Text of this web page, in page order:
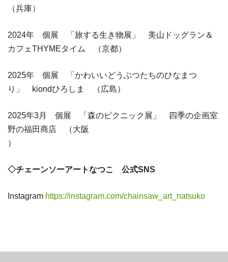
（兵庫）
2024年 個展 「旅する生き物展」 美山ドッグラン＆
カフェTHYMEタイム （京都）
2025年 個展 「かわいいどうぶつたちのひなまつ
り」 kiondひろしま （広島）
2025年3月 個展 「森のピクニック展」 四季の企画室
野の福田商店 （大阪
）
◇チェーンソーアートなつこ 公式SNS
Instagram https://instagram.com/chainsaw_art_natsuko